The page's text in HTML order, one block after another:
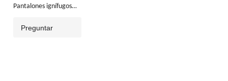
Pantalones ignífugos
Preguntar